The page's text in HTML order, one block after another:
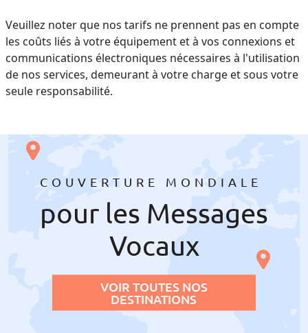
Veuillez noter que nos tarifs ne prennent pas en compte
les coûts liés à votre équipement et à vos connexions et
communications électroniques nécessaires à l'utilisation
de nos services, demeurant à votre charge et sous votre
seule responsabilité.
COUVERTURE MONDIALE
pour les Messages
Vocaux
VOIR TOUTES NOS
DESTINATIONS